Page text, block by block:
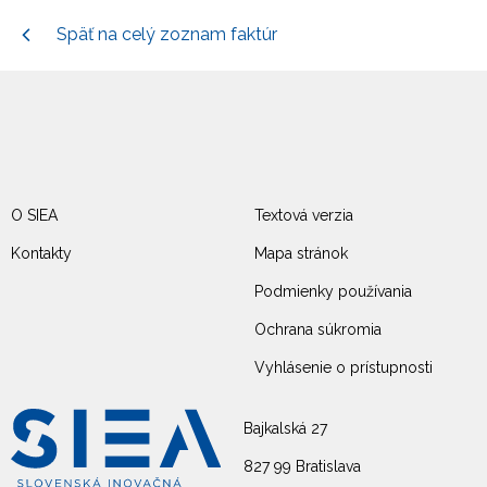
Späť na celý zoznam faktúr
Bajkalská 27
827 99 Bratislava
O SIEA
Kontakty
Textová verzia
Mapa stránok
Podmienky používania
Ochrana súkromia
Vyhlásenie o prístupnosti